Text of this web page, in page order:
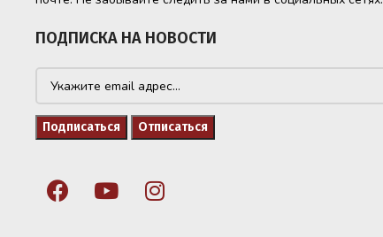
ПОДПИСКА НА НОВОСТИ